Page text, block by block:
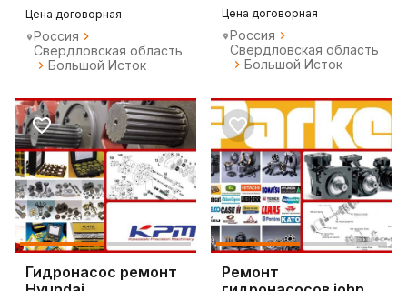
Цена договорная
Россия
Свердловская область
Большой Исток
Цена договорная
Россия
Свердловская область
Большой Исток
Гидронасос ремонт
Ремонт